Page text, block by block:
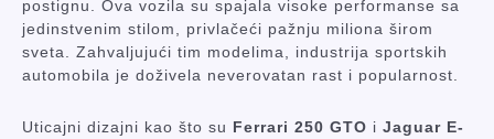
postignu. Ova vozila su spajala visoke performanse sa
jedinstvenim stilom, privlačeći pažnju miliona širom
sveta. Zahvaljujući tim modelima, industrija sportskih
automobila je doživela neverovatan rast i popularnost.
Uticajni dizajni kao što su Ferrari 250 GTO i Jaguar E-